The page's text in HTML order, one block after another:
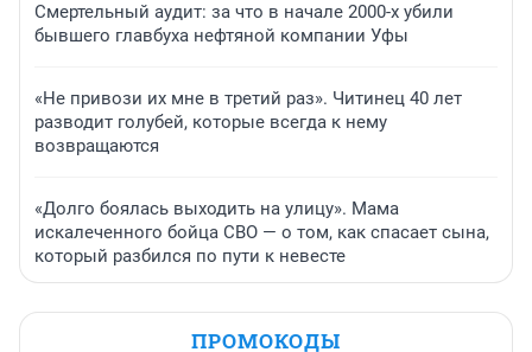
Смертельный аудит: за что в начале 2000-х убили
бывшего главбуха нефтяной компании Уфы
«Не привози их мне в третий раз». Читинец 40 лет
разводит голубей, которые всегда к нему
возвращаются
«Долго боялась выходить на улицу». Мама
искалеченного бойца СВО — о том, как спасает сына,
который разбился по пути к невесте
ПРОМОКОДЫ